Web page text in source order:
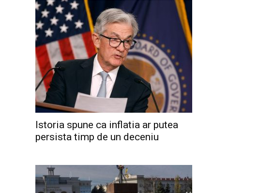
Istoria spune ca inflatia ar putea
persista timp de un deceniu